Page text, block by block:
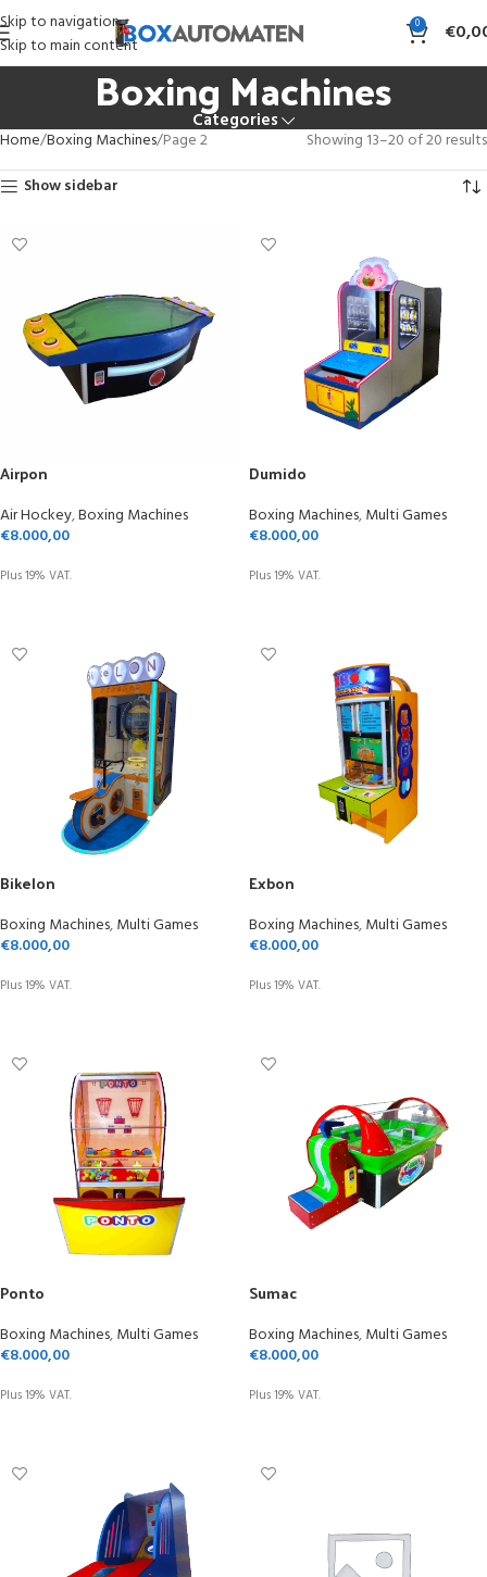
Skip to navigation
Skip to main content
0 €
Boxing Machines
Categories
Home Boxing Machines Page 2
Showing 13–20 of 20 results
Show sidebar
Airpon
Air Hockey,Boxing Machines
€8.000,00
Plus 19% VAT.
Dumido
Boxing Machines,Multi Games
€8.000,00
Plus 19% VAT.
Bikelon
Boxing Machines,Multi Games
€8.000,00
Plus 19% VAT.
Exbon
Boxing Machines,Multi Games
€8.000,00
Plus 19% VAT.
Ponto
Boxing Machines,Multi Games
€8.000,00
Plus 19% VAT.
Sumac
Boxing Machines,Multi Games
€8.000,00
Plus 19% VAT.